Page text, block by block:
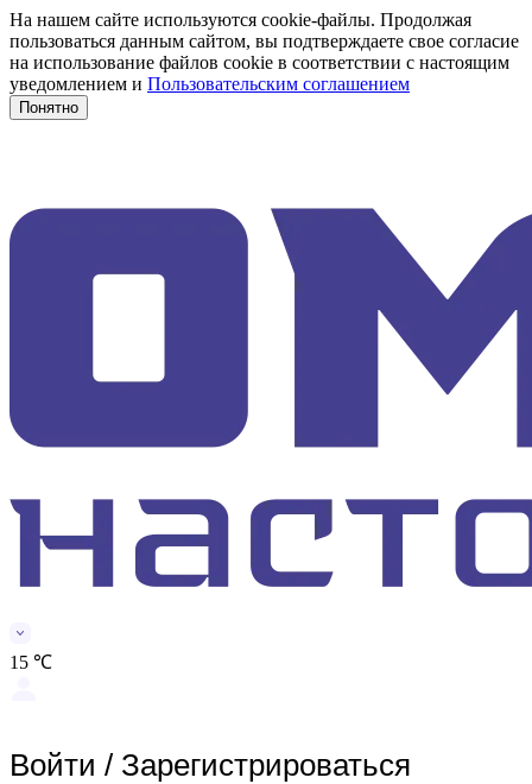
На нашем сайте используются cookie-файлы. Продолжая
пользоваться данным сайтом, вы подтверждаете свое согласие
на использование файлов cookie в соответствии с настоящим
уведомлением и Пользовательским соглашением
Понятно
15 ℃
Войти / Зарегистрироваться